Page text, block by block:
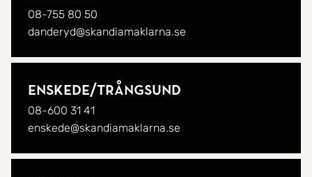
08-755 80 50
danderyd@skandiamaklarna.se
Enskede/Trångsund
08-600 31 41
enskede@skandiamaklarna.se